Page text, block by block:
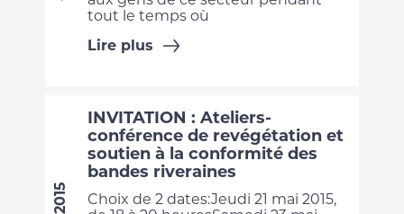
tout le temps où
Lire plus
INVITATION : Ateliers-
conférence de revégétation et
soutien à la conformité des
bandes riveraines
Choix de 2 dates:Jeudi 21 mai 2015,